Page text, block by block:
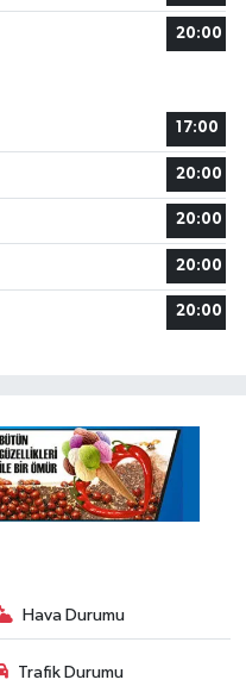
20:00
17:00
20:00
20:00
20:00
20:00
Hava Durumu
Trafik Durumu